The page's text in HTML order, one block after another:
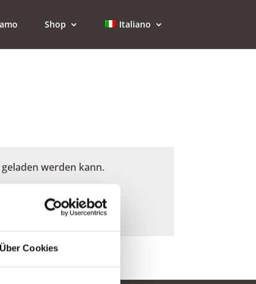
Über Cookies
Shop Italiano
werden kann.